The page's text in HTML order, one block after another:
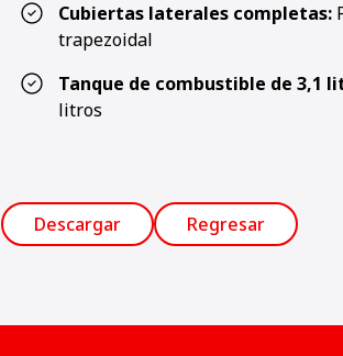
Cubiertas laterales completas:
trapezoidal
Tanque de combustible de 3,1
litros
Descargar Regresar